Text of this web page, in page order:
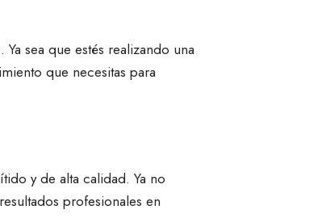
sea que estés realizando una
que necesitas para
y de alta calidad. Ya no
profesionales en